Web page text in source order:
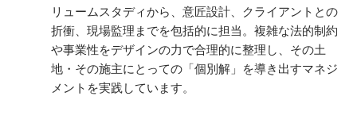
リュームスタディから、意匠設計、クライアントとの
折衝、現場監理までを包括的に担当。複雑な法的制約
や事業性をデザインの力で合理的に整理し、その土
地・その施主にとっての「個別解」を導き出すマネジ
メントを実践しています。